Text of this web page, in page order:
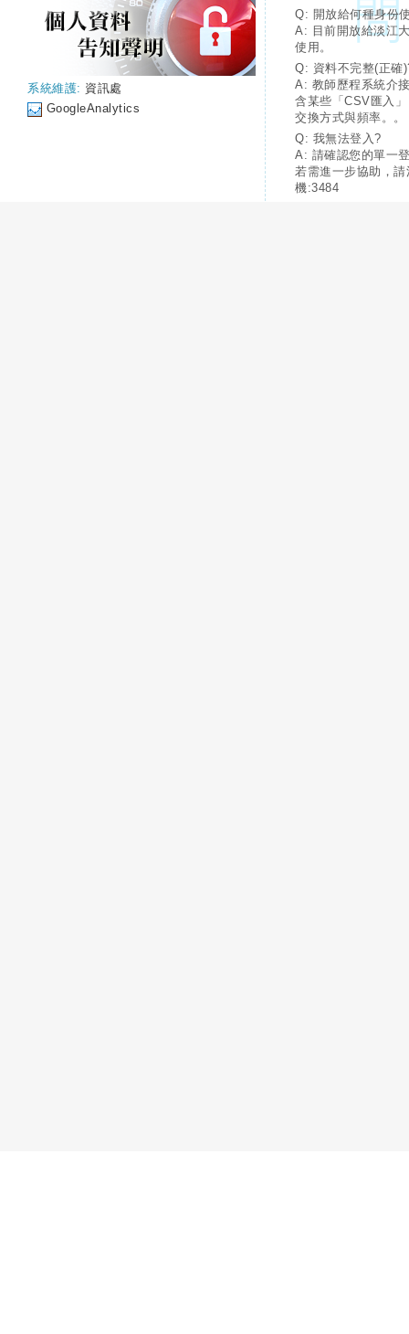
系統維護: 資訊處
GoogleAnalytics
Q: 開放給何種身份
A: 目前開放給淡江
使用。
Q: 資料不完整(正確
A: 教師歷程系統介
含某些「CSV匯入
交換方式與頻率。。
Q: 我無法登入?
A: 請確認您的單一
若需進一步協助，
機:3484